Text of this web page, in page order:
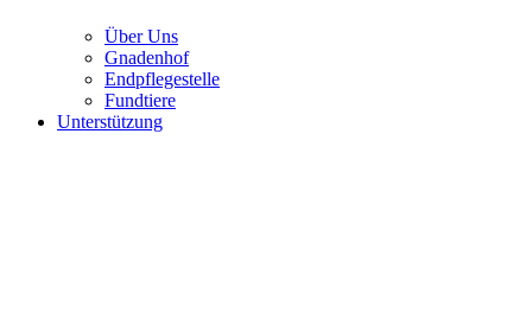
Über Uns
Gnadenhof
Endpflegestelle
Fundtiere
Unterstützung